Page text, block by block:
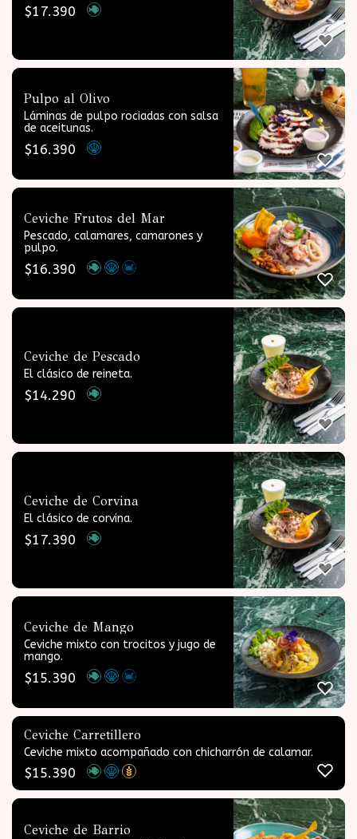
$17.390
Pulpo al Olivo
Láminas de pulpo rociadas con salsa
de aceitunas.
$16.390
Ceviche Frutos del Mar
Pescado, calamares, camarones y
pulpo.
$16.390
Ceviche de Pescado
El clásico de reineta.
$14.290
Ceviche de Corvina
El clásico de corvina.
$17.390
Ceviche de Mango
Ceviche mixto con trocitos y jugo de
mango.
$15.390
Ceviche Carretillero
Ceviche mixto acompañado con chicharrón de calamar.
$15.390
Ceviche de Barrio